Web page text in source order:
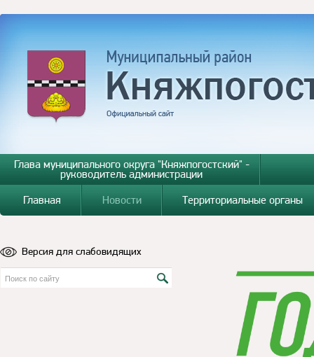
Глава муниципального округа "Княжпогостский" -
руководитель администрации
Главная
Новости Территориальные органы
Версия для слабовидящих